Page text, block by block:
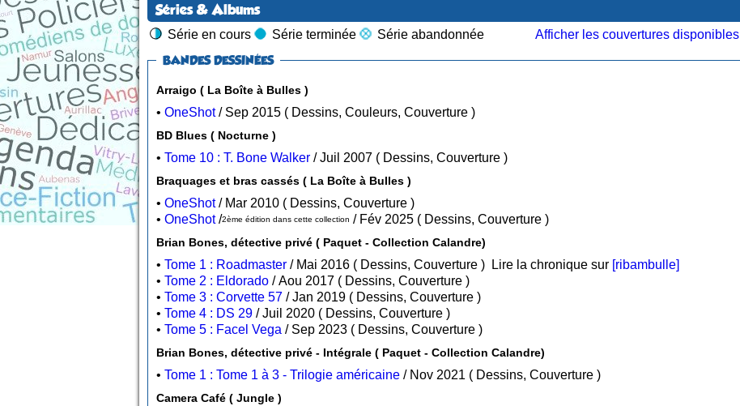
Séries & Albums
Série en cours Série terminée Série abandonnée
Afficher les couvertures disponibles
BANDES DESSINÉES
Arraigo ( La Boîte à Bulles )
• OneShot / Sep 2015 ( Dessins, Couleurs, Couverture )
BD Blues ( Nocturne )
• Tome 10 : T. Bone Walker / Juil 2007 ( Dessins, Couverture )
Braquages et bras cassés ( La Boîte à Bulles )
• OneShot
/ Mar 2010 ( Dessins, Couverture )
• OneShot/2ème édition dans cette collection / Fév 2025 ( Dessins, Couverture )
Brian Bones, détective privé ( Paquet - Collection Calandre)
• Tome 1 : Roadmaster / Mai 2016 ( Dessins, Couverture ) Lire la chronique sur [ribambulle]
• Tome 2 : Eldorado
/ Aou 2017 ( Dessins, Couverture )
• Tome 3 : Corvette 57
/ Jan 2019 ( Dessins, Couverture )
• Tome 4 : DS 29
/ Juil 2020 ( Dessins, Couverture )
• Tome 5 : Facel Vega / Sep 2023 ( Dessins, Couverture )
Brian Bones, détective privé - Intégrale ( Paquet - Collection Calandre)
• Tome 1 : Tome 1 à 3 - Trilogie américaine / Nov 2021 ( Dessins, Couverture )
Camera Café ( Jungle )